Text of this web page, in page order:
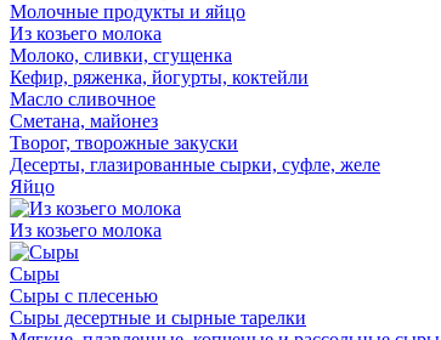
Молочные продукты и яйцо
Из козьего молока
Молоко, сливки, сгущенка
Кефир, ряженка, йогурты, коктейли
Масло сливочное
Сметана, майонез
Творог, творожные закуски
Десерты, глазированные сырки, суфле, желе
Яйцо
Из козьего молока
Сыры
Сыры с плесенью
Сыры десертные и сырные тарелки